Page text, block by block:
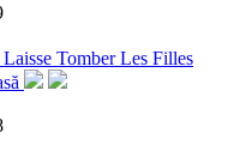
Tomber Les Filles